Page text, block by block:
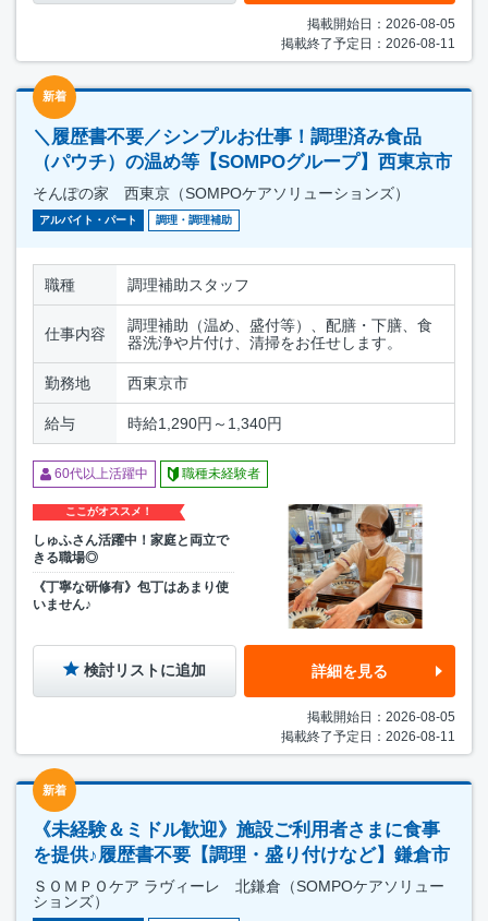
掲載開始日：2026-08-05
掲載終了予定日：2026-08-11
新着
＼履歴書不要／シンプルお仕事！調理済み食品
（パウチ）の温め等【SOMPOグループ】西東京市
そんぽの家 西東京（SOMPOケアソリューションズ）
アルバイト・パート 調理・調理補助
職種 調理補助スタッフ
仕事内容
調理補助（温め、盛付等）、配膳・下膳、食
器洗浄や片付け、清掃をお任せします。
勤務地 西東京市
給与 時給1,290円～1,340円
60代以上活躍中 職種未経験者
ここがオススメ！
しゅふさん活躍中！家庭と両立で
きる職場◎
《丁寧な研修有》包丁はあまり使
いません♪
検討リストに追加 詳細を見る
掲載開始日：2026-08-05
掲載終了予定日：2026-08-11
新着
《未経験＆ミドル歓迎》施設ご利用者さまに食事
を提供♪履歴書不要【調理・盛り付けなど】鎌倉市
ＳＯＭＰＯケア ラヴィーレ 北鎌倉（SOMPOケアソリュー
ションズ）